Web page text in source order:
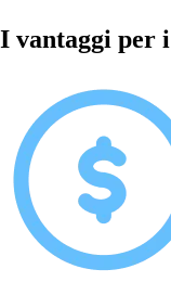
I vantaggi per